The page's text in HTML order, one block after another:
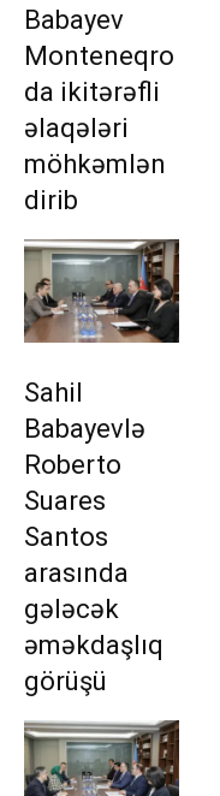
Babayev
Monteneqro
da ikitərəfli
əlaqələri
möhkəmlən
dirib
Sahil
Babayevlə
Roberto
Suares
Santos
arasında
gələcək
əməkdaşlıq
görüşü